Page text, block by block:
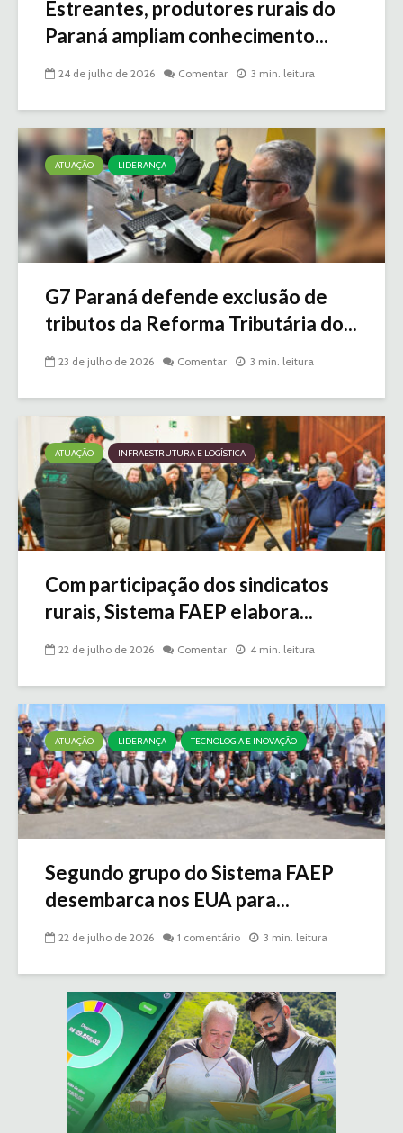
Estreantes, produtores rurais do
Paraná ampliam conhecimento...
24 de julho de 2026 Comentar 3 min. leitura
ATUAÇÃO LIDERANÇA
G7 Paraná defende exclusão de
tributos da Reforma Tributária do...
23 de julho de 2026 Comentar 3 min. leitura
ATUAÇÃO INFRAESTRUTURA E LOGÍSTICA
Com participação dos sindicatos
rurais, Sistema FAEP elabora...
22 de julho de 2026 Comentar 4 min. leitura
ATUAÇÃO LIDERANÇA TECNOLOGIA E INOVAÇÃO
Segundo grupo do Sistema FAEP
desembarca nos EUA para...
22 de julho de 2026 1 comentário 3 min. leitura